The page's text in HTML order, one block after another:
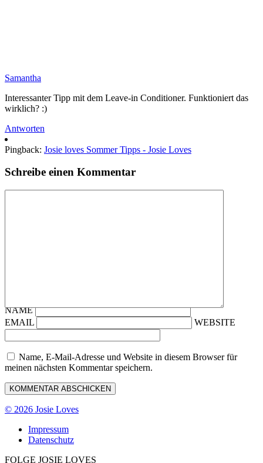
Samantha
Interessanter Tipp mit dem Leave-in Conditioner. Funktioniert das
wirklich? :)
Antworten
Pingback: Josie loves Sommer Tipps - Josie Loves
Schreibe einen Kommentar
NAME
EMAIL
WEBSITE
Name, E-Mail-Adresse und Website in diesem Browser für
meinen nächsten Kommentar speichern.
© 2026 Josie Loves
Impressum
Datenschutz
FOLGE JOSIE LOVES